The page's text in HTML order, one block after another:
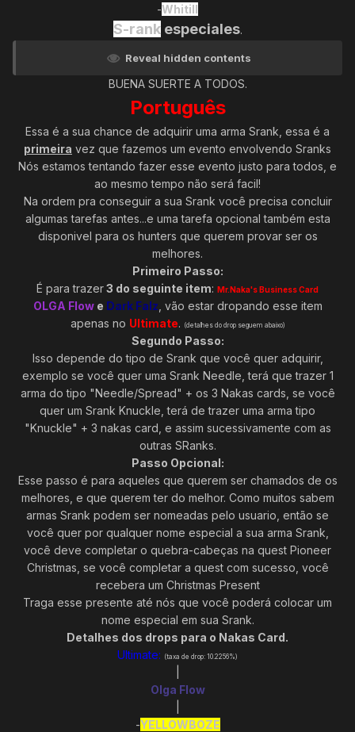
-Whitill
S-rank especiales.
Reveal hidden contents
BUENA SUERTE A TODOS.
Português
Essa é a sua chance de adquirir uma arma Srank, essa é a
primeira vez que fazemos um evento envolvendo Sranks
Nós estamos tentando fazer esse evento justo para todos, e
ao mesmo tempo não será facil!
Na ordem pra conseguir a sua Srank você precisa concluir
algumas tarefas antes...e uma tarefa opcional também esta
disponivel para os hunters que querem provar ser os
melhores.
Primeiro Passo:
É para trazer3 do seguinte item: Mr.Naka's Business Card
OLGA Flowe Dark Falz , vão estar dropando esse item
apenas no Ultimate. (detalhes do drop seguem abaixo)
Segundo Passo:
Isso depende do tipo de Srank que você quer adquirir,
exemplo se você quer uma Srank Needle, terá que trazer 1
arma do tipo "Needle/Spread" + os 3 Nakas cards, se você
quer um Srank Knuckle, terá de trazer uma arma tipo
"Knuckle" + 3 nakas card, e assim sucessivamente com as
outras SRanks.
Passo Opcional:
Esse passo é para aqueles que querem ser chamados de os
melhores, e que querem ter do melhor. Como muitos sabem
armas Srank podem ser nomeadas pelo usuario, então se
você quer por qualquer nome especial a sua arma Srank,
você deve completar o quebra-cabeças na quest Pioneer
Christmas, se você completar a quest com sucesso, você
recebera um Christmas Present
Traga esse presente até nós que você poderá colocar um
nome especial em sua Srank.
Detalhes dos drops para o Nakas Card.
Ultimate: (taxa de drop: 10.2256%)
Olga Flow
-YELLOWBOZE